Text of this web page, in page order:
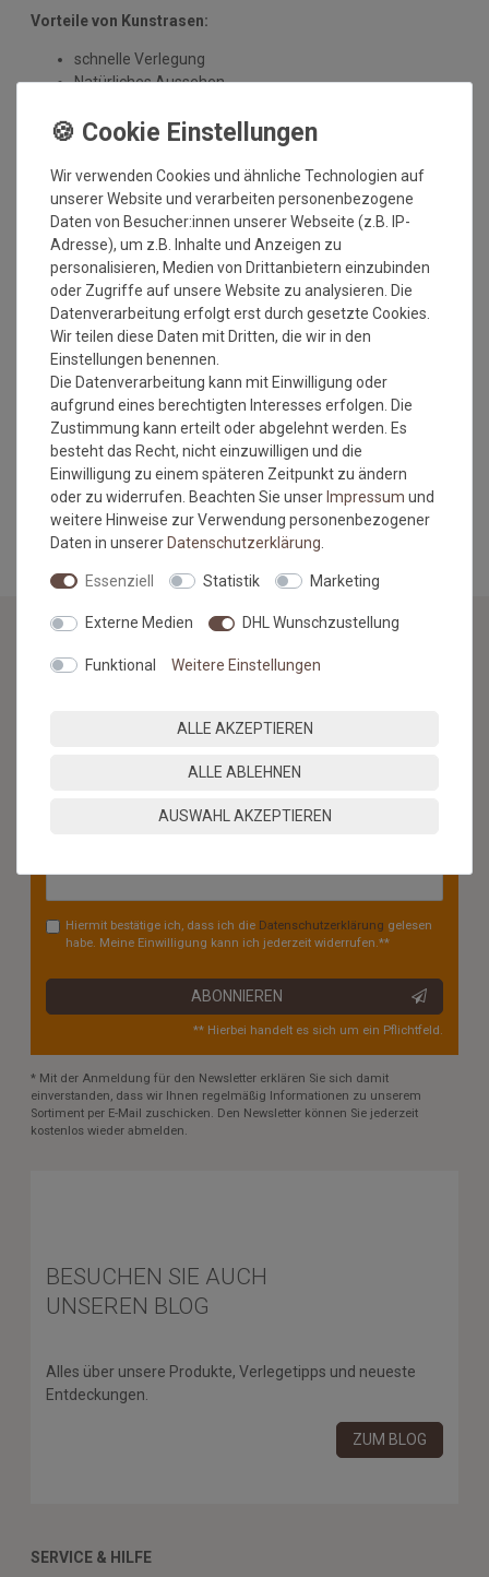
Vorteile von Kunstrasen:
schnelle Verlegung
Natürliches Aussehen
Pflegeleicht - kein Mähen erforderlich
langlebig und witterungsbeständig
umweltfreundlich
Anwendungsmöglichkeiten:
Garten
um den Swimmingpool
Innenhof und Veranda
Balkon
Wintergarten
Terrassen und Dachterrassen
Lounges
Hausboote oder Yachten
Wohnwagen und Wohnmobile
MEHR INFORMATIONEN ZUM EU VERANTWORTLICHEN »
NEWSLETTER
Jetzt anmelden: Profitieren Sie von aktuellen Angeboten
Hiermit bestätige ich, dass ich die Daten­schutz­erklärung gelesen
habe. Meine Einwilligung kann ich jederzeit widerrufen.**
ABONNIEREN
** Hierbei handelt es sich um ein Pflichtfeld.
* Mit der Anmeldung für den Newsletter erklären Sie sich damit
einverstanden, dass wir Ihnen regelmäßig Informationen zu unserem
Sortiment per E-Mail zuschicken. Den Newsletter können Sie jederzeit
kostenlos wieder abmelden.
BESUCHEN SIE AUCH
UNSEREN BLOG
Alles über unsere Produkte, Verlegetipps und neueste
Entdeckungen.
ZUM BLOG
SERVICE & HILFE
Wir verwenden Cookies und ähnliche Technologien auf
unserer Website und verarbeiten personenbezogene
Daten von Besucher:innen unserer Webseite (z.B. IP-
Adresse), um z.B. Inhalte und Anzeigen zu
personalisieren, Medien von Drittanbietern einzubinden
oder Zugriffe auf unsere Website zu analysieren. Die
Datenverarbeitung erfolgt erst durch gesetzte Cookies.
Wir teilen diese Daten mit Dritten, die wir in den
Einstellungen benennen.
Die Datenverarbeitung kann mit Einwilligung oder
aufgrund eines berechtigten Interesses erfolgen. Die
Zustimmung kann erteilt oder abgelehnt werden. Es
besteht das Recht, nicht einzuwilligen und die
Einwilligung zu einem späteren Zeitpunkt zu ändern
oder zu widerrufen. Beachten Sie unserImpressum und
weitere Hinweise zur Verwendung personenbezogener
Daten in unsererDaten­schutz­erklärung
Essenziell Statistik Marketing
Externe Medien DHL Wunschzustellung
Funktional Weitere Einstellungen
ALLE AKZEPTIEREN
ALLE ABLEHNEN
AUSWAHL AKZEPTIEREN